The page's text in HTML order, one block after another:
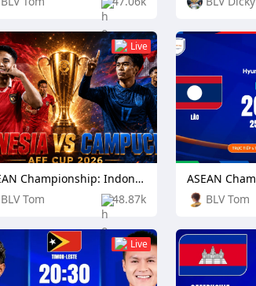
Live
BLV Tom 48.87k
ASEAN Championship: Indonesia vs Cambodia
BLV Tom
Live